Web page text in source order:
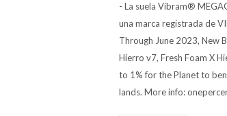
- La suela Vibram®
una marca registrada de
Through June 2023, New
Hierro v7, Fresh Foam X
to 1% for the Planet to
lands. More info: